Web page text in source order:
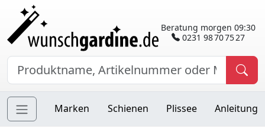
Beratung morgen 09:30
0231 98 70 75 27
Marken Schienen Plissee Anleitung